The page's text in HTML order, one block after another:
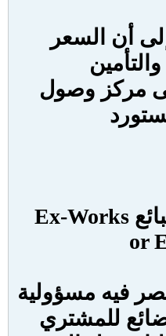
أن السعر
مركز وصول
Ex-Works
or
فيه مسؤولية
للمشتري